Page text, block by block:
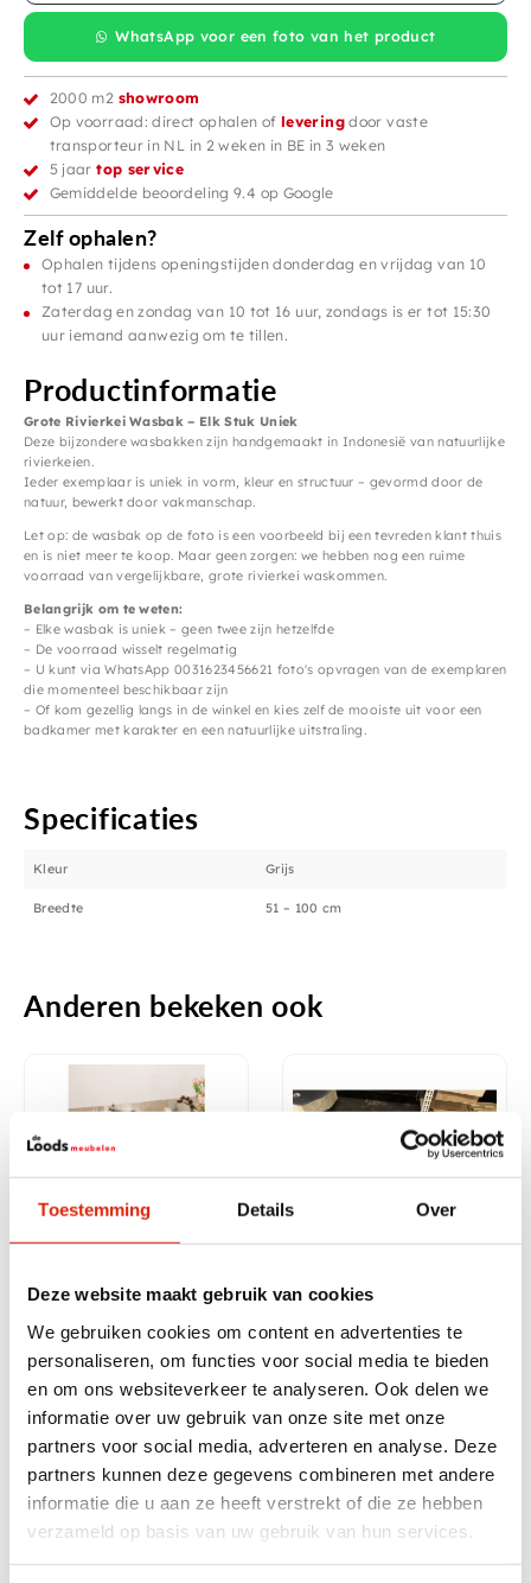
Toestemming Details Over
Deze website maakt gebruik van cookies
We gebruiken cookies om content en advertenties te
personaliseren, om functies voor social media te bieden
en om ons websiteverkeer te analyseren. Ook delen we
informatie over uw gebruik van onze site met onze
partners voor social media, adverteren en analyse. Deze
partners kunnen deze gegevens combineren met andere
informatie die u aan ze heeft verstrekt of die ze hebben
verzameld op basis van uw gebruik van hun services.
WhatsApp voor een foto van het product
2000 m2 showroom
Op voorraad: direct ophalen ofleveringdoor vaste
transporteur in NL in 2 weken in BE in 3 weken
5 jaartop service
Gemiddelde beoordeling 9.4 op Google
Zelf ophalen?
Ophalen tijdens openingstijden donderdag en vrijdag van 10
tot 17 uur.
Zaterdag en zondag van 10 tot 16 uur, zondags is er tot 15:30
uur iemand aanwezig om te tillen.
Productinformatie
Grote Rivierkei Wasbak – Elk Stuk Uniek
Deze bijzondere wasbakken zijn handgemaakt in Indonesië van natuurlijke
rivierkeien.
Ieder exemplaar is uniek in vorm, kleur en structuur – gevormd door de
natuur, bewerkt door vakmanschap.
Let op: de wasbak op de foto is een voorbeeld bij een tevreden klant thuis
en is niet meer te koop. Maar geen zorgen: we hebben nog een ruime
voorraad van vergelijkbare, grote rivierkei waskommen.
Belangrijk om te weten:
– Elke wasbak is uniek – geen twee zijn hetzelfde
– De voorraad wisselt regelmatig
– U kunt via WhatsApp 0031623456621 foto's opvragen van de exemplaren
die momenteel beschikbaar zijn
– Of kom gezellig langs in de winkel en kies zelf de mooiste uit voor een
badkamer met karakter en een natuurlijke uitstraling.
Specificaties
Kleur Grijs
Breedte 51 – 100 cm
Anderen bekeken ook
Grote rivierkei wasbak
Nog 1 op voorraad
€195,00
Grote rivierkei 90 cm
Nog 1 op voorraad
€ 325,00